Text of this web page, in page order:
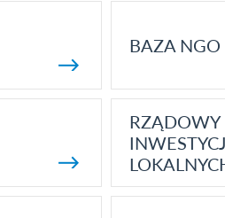
BAZA NGO
RZĄDOWY